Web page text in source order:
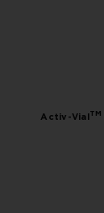
Activ-VialTM